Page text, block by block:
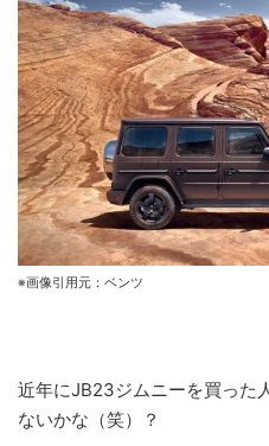
※画像引用元：ベンツ
近年にJB23ジムニーを買った
ないかな（笑）？